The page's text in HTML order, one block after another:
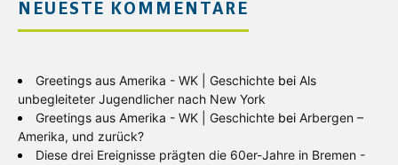
NEUESTE KOMMENTARE
Greetings aus Amerika - WK | Geschichte bei Als
unbegleiteter Jugendlicher nach New York
Greetings aus Amerika - WK | Geschichte bei Arbergen –
Amerika, und zurück?
Diese drei Ereignisse prägten die 60er-Jahre in Bremen -